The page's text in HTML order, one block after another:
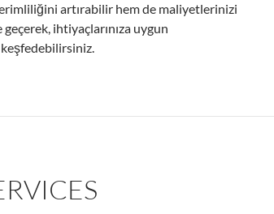
artırabilir hem de maliyetlerinizi
ihtiyaçlarınıza uygun